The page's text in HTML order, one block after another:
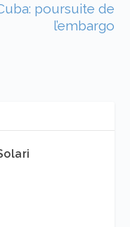
poursuite de
l’embargo